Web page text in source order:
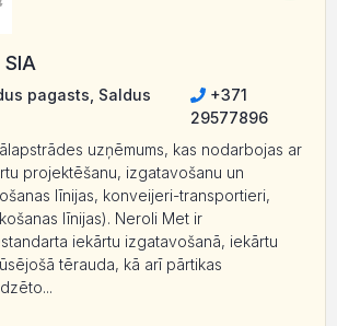
SIA
pagasts, Saldus
+371
29577896
uzņēmums, kas nodarbojas ar
projektēšanu, izgatavošanu un
līnijas, konveijeri-transportieri,
līnijas). Neroli Met ir
iekārtu izgatavošanā, iekārtu
tērauda, kā arī pārtikas